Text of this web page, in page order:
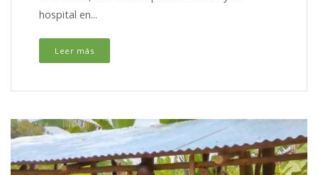
hospital en...
Leer más